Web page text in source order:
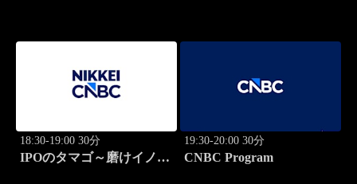
18:30-19:00 30分
IPOのタマゴ～磨けイノベ
19:30-20:00 30分
CNBC Program